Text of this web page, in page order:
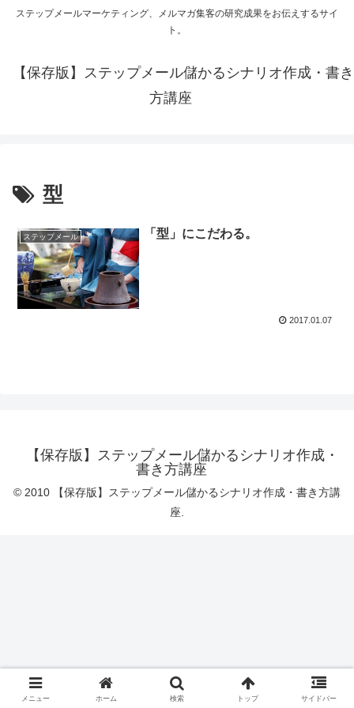
ステップメールマーケティング、メルマガ集客の研究成果をお伝えするサイ
ト。
【保存版】ステップメール儲かるシナリオ作成・書き
方講座
型
ステップメール 「型」にこだわる。
2017.01.07
【保存版】ステップメール儲かるシナリオ作成・
書き方講座
© 2010 【保存版】ステップメール儲かるシナリオ作成・書き方講
座.
メニュー ホーム 検索 トップ サイドバー